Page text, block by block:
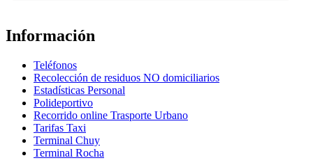
Información
Teléfonos
Recolección de residuos NO domiciliarios
Estadísticas Personal
Polideportivo
Recorrido online Trasporte Urbano
Tarifas Taxi
Terminal Chuy
Terminal Rocha